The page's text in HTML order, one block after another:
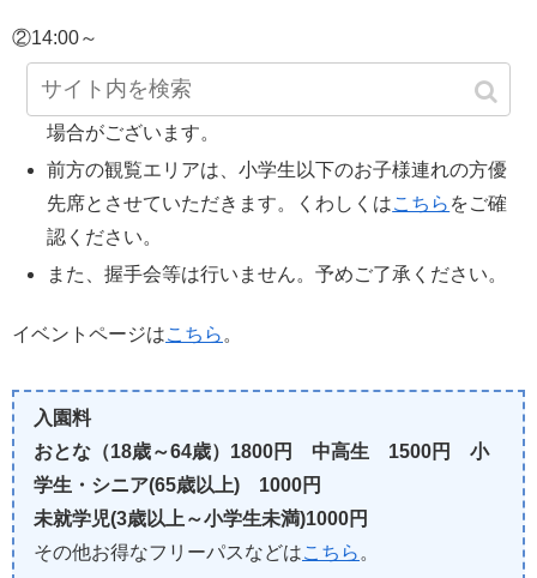
②14:00～
天候・高気温により、ショーの内容を変更・中止する
場合がございます。
前方の観覧エリアは、小学生以下のお子様連れの方優
先席とさせていただきます。くわしくはこちら をご確
認ください。
また、握手会等は行いません。予めご了承ください。
イベントページはこちら 。
入園料
おとな（18歳～64歳）1800円 中高生 1500円 小
学生・シニア(65歳以上) 1000円
未就学児(3歳以上～小学生未満)1000円
その他お得なフリーパスなどはこちら 。